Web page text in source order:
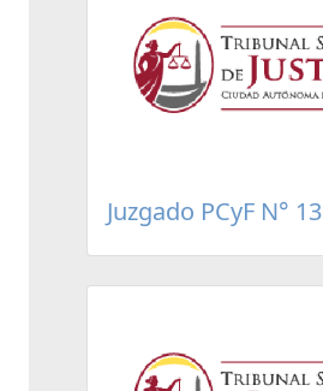
Juzgado PCyF N° 13